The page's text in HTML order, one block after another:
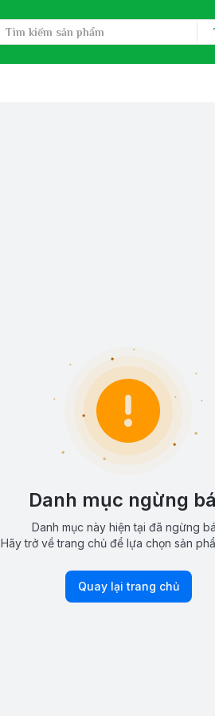
Danh mục ngừng
Danh mục này hiện tại đã ngừng
Hãy trở về trang chủ để lựa chọn sản
Quay lại trang chủ